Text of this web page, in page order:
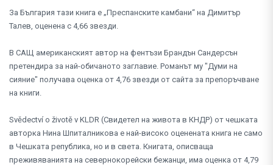
За България тази книга е „Преспанските камбани“ на Димитър
Талев, оценена с 4,66 звезди.
В САЩ американският автор на фентъзи Брандън Сандерсън
претендира за най-обичаното заглавие. Романът му "Думи на
сияние" получава оценка от 4,76 звезди от сайта за препоръчване
на книги.
Svědectví o životě v KLDR (Свидетел на живота в КНДР) от чешката
авторка Нина Шпиталникова е най-високо оценената книга не само
в Чешката република, но и в света. Книгата, описваща
преживяванията на севернокорейски бежанци, има оценка от 4,79